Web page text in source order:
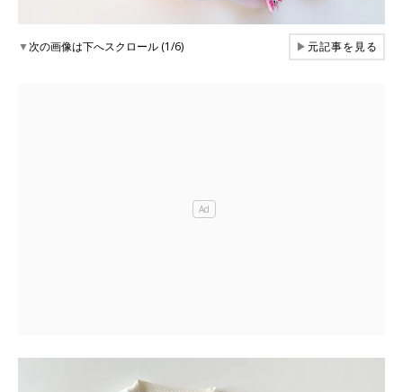
▼次の画像は下へスクロール (1/6) ▶元記事を見る